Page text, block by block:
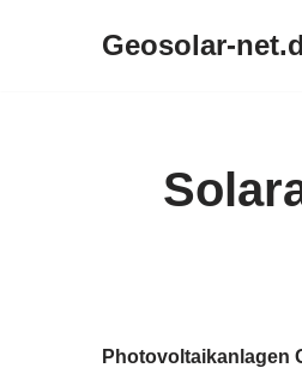
Geosolar-
Photovoltaikanlagen